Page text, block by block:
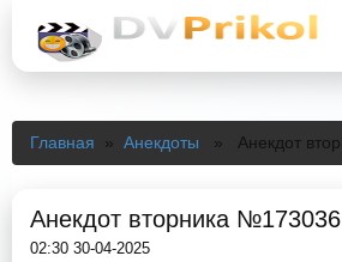
Главная » Анекдоты » Анекдот
Анекдот вторника №173036
02:30 30-04-2025